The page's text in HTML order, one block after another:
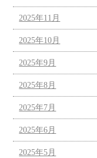
2025年11月
2025年10月
2025年9月
2025年8月
2025年7月
2025年6月
2025年5月